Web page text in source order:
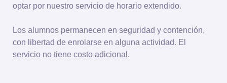
optar por nuestro servicio de horario extendido.
Los alumnos permanecen en seguridad y contención,
con libertad de enrolarse en alguna actividad. El
servicio no tiene costo adicional.